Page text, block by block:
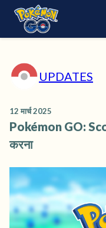
UPDATES
12 मार्च 2025
Pokémon GO:
करना